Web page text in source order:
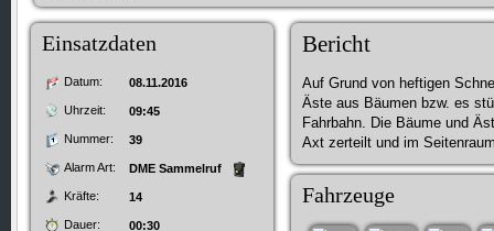
Einsatzdaten
Datum: 08.11.2016
Uhrzeit: 09:45
Nummer: 39
Alarm Art: DME Sammelruf
Kräfte: 14
Dauer: 00:30
Bericht
Auf Grund von heftigen
Äste aus Bäumen bzw. es
Fahrbahn. Die Bäume und
Axt zerteilt und im
Fahrzeuge